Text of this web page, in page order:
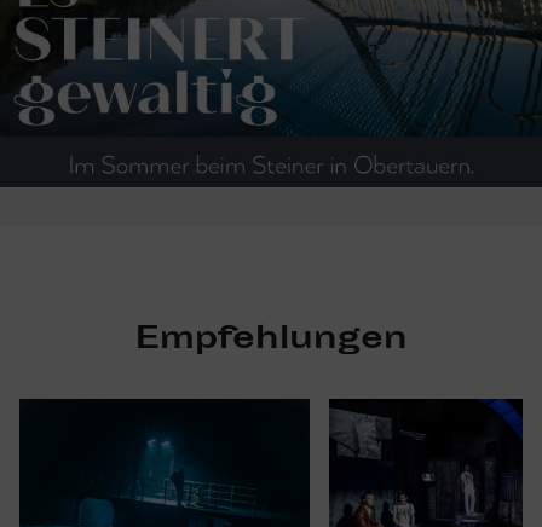
Empfehlungen